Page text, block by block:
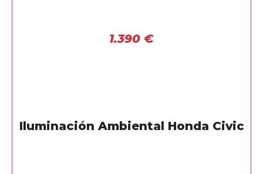
1.390 €
Iluminación Ambiental Honda Civic